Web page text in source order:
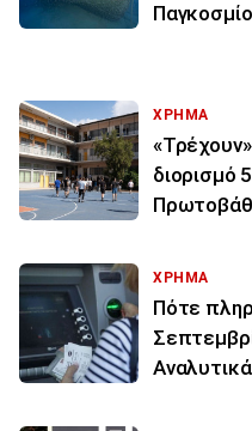
ΧΡΗΜΑ
«Τρέχουν»
διορισμό
ΧΡΗΜΑ
Πότε